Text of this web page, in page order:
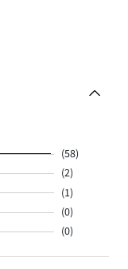
(58)
(2)
(1)
(0)
(0)